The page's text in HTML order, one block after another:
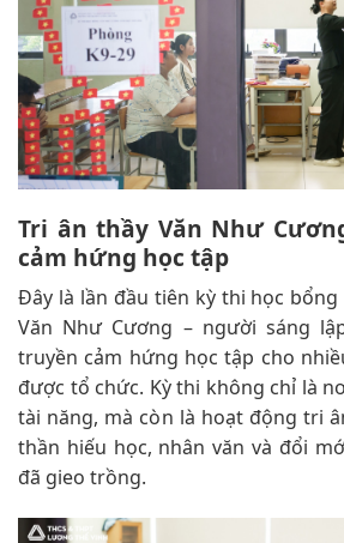
Tri ân thầy Văn Như
cảm hứng học tập
Đây là lần đầu tiên kỳ thi học
Văn Như Cương – người sáng
truyền cảm hứng học tập cho
được tổ chức. Kỳ thi không chỉ là
tài năng, mà còn là hoạt động tri
thần hiếu học, nhân văn và đổi
đã gieo trồng.